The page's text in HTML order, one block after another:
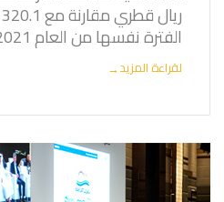
الفترة نفسها من العام 2021، بزيادة قدرها 19.3٪.
لقراءة المزيد→